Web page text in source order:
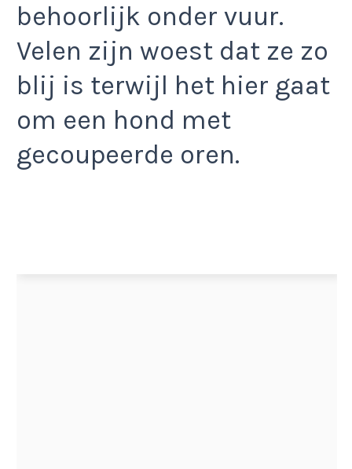
behoorlijk onder vuur.
Velen zijn woest dat ze zo
blij is terwijl het hier gaat
om een hond met
gecoupeerde oren.